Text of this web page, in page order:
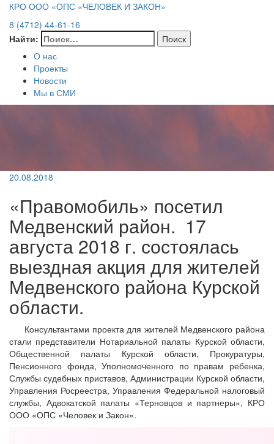
КРО ООО «ОПС «ЧЕЛОВЕК И ЗАКОН»
8 (4712) 44-61-16
Найти:
О нас
Проекты
Новости
Мы в СМИ
20.08.2018
«Правомобиль» посетил
Медвенский район. 17
августа 2018 г. состоялась
выездная акция для жителей
Медвенского района Курской
области.
Консультантами проекта для жителей Медвенского района
стали представители Нотариальной палаты Курской области,
Общественной палаты Курской области, Прокуратуры,
Пенсионного фонда, Уполномоченного по правам ребенка,
Службы судебных приставов, Администрации Курской области,
Управления Росреестра, Управления Федеральной налоговый
службы, Адвокатской палаты «Терновцов и партнеры», КРО
ООО «ОПС «Человек и Закон».